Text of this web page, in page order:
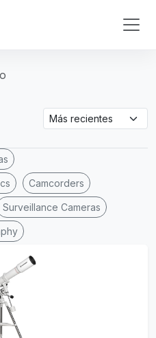
Camcorders
Surveillance Cameras